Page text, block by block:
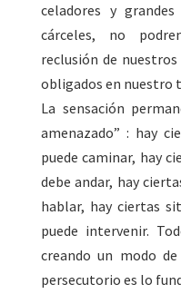
celadores y
cárceles, no
reclusión de
obligados en nuestro
La sensación
amenazado” : hay
puede caminar, hay
debe andar, hay
hablar, hay ciertas
puede intervenir.
creando un modo
persecutorio es lo